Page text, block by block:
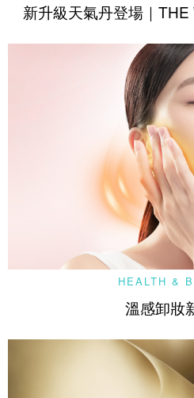
新升級天氣丹登場｜
HEALTH &
溫感卸妝